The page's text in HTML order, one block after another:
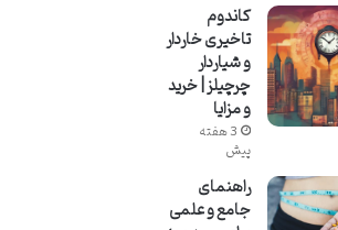
کاندوم
تاخیری خاردار
و شیاردار
چرچیلز | خرید
و مزایا
3 هفته
پیش
راهنمای
جامع و علمی